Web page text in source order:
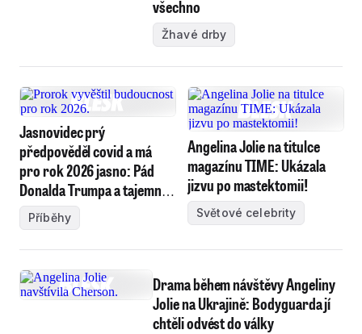
všechno
Žhavé drby
Jasnovidec prý
předpověděl covid a má
pro rok 2026 jasno: Pád
Donalda Trumpa a tajemná
nemoc!
Příběhy
Angelina Jolie na titulce
magazínu TIME: Ukázala
jizvu po mastektomii!
Světové celebrity
Drama během návštěvy Angeliny
Jolie na Ukrajině: Bodyguarda jí
chtěli odvést do války